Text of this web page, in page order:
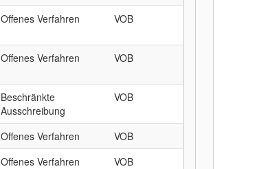
Offenes Verfahren VOB
Offenes Verfahren VOB
Beschränkte
Ausschreibung
VOB
Offenes Verfahren
VOB
Offenes Verfahren
VOB